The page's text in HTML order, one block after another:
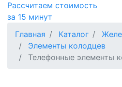
Рассчитаем стоимость
за 15 минут
Главная
Каталог
Элементы колодцев
Телефонные элементы